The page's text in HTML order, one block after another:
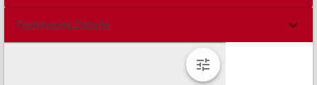
Technische Details